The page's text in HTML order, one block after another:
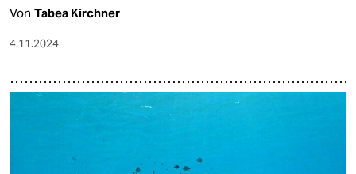
Von Tabea Kirchner
4.11.2024